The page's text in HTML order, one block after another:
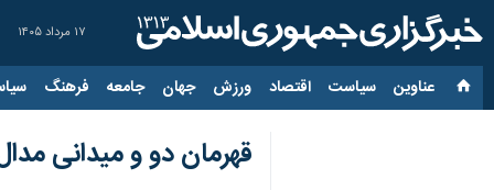
۱۷ مرداد ۱۴۰۵
عناوین‌ سیاست اقتصاد ورزش جهان جامعه فرهنگ
قهرمان دو و میدانی